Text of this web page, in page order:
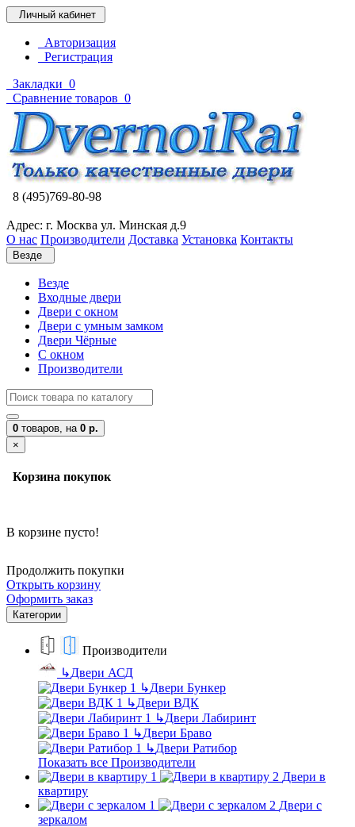
Личный кабинет
Авторизация
Регистрация
Закладки 0
Сравнение товаров 0
8 (495)769-80-98
Адрес: г. Москва ул. Минская д.9
О нас Производители Доставка Установка Контакты
Везде
Везде
Входные двери
Двери с окном
Двери с умным замком
Двери Чёрные
C окном
Производители
0 товаров, на 0 р.
×
Корзина покупок
В корзине пусто!
Продолжить покупки
Открыть корзину
Оформить заказ
Категории
Производители
↳Двери АСД
↳Двери Бункер
↳Двери ВДК
↳Двери Лабиринт
↳Двери Браво
↳Двери Ратибор
Показать все Производители
Двери в
квартиру
Двери с
зеркалом